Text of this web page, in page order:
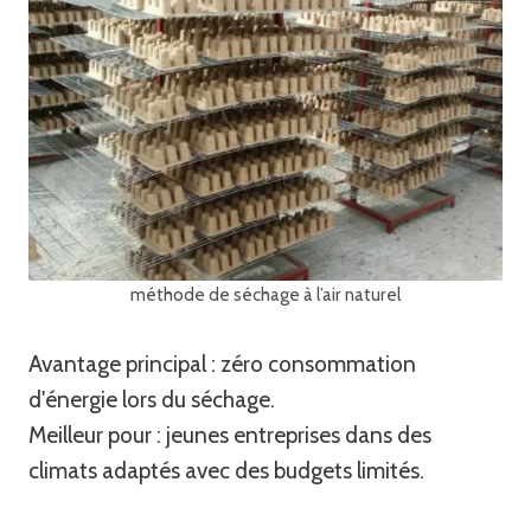
méthode de séchage à l’air naturel
Avantage principal : zéro consommation
d'énergie lors du séchage.
Meilleur pour : jeunes entreprises dans des
climats adaptés avec des budgets limités.